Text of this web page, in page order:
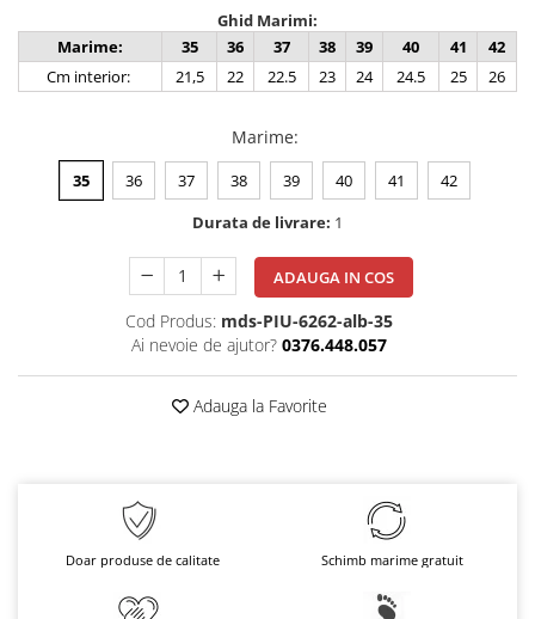
Ghid Marimi:
Marime:
35 36 37 38 39 40 41
42
Cm interior:
21,5 22 22.5 23 24 24.5 25 26
Marime:
35 36 37 38 39 40 41
42
Durata de livrare: 1
ADAUGA IN COS
Cod Produs: mds-PIU-6262-alb-35
Ai nevoie de ajutor? 0376.448.057
Adauga la Favorite
Doar produse de calitate Schimb marime gratuit